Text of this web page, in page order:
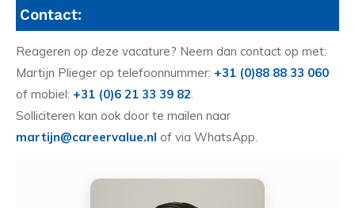
Contact:
Reageren op deze vacature? Neem dan contact op met:
Martijn Plieger op telefoonnummer: +31 (0)88 88 33 060
of mobiel: +31 (0)6 21 33 39 82.
Solliciteren kan ook door te mailen naar
martijn@careervalue.nl of via WhatsApp.